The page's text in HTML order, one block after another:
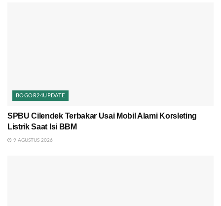
BOGOR24UPDATE
SPBU Cilendek Terbakar Usai Mobil Alami Korsleting
Listrik Saat Isi BBM
9 AGUSTUS 2026